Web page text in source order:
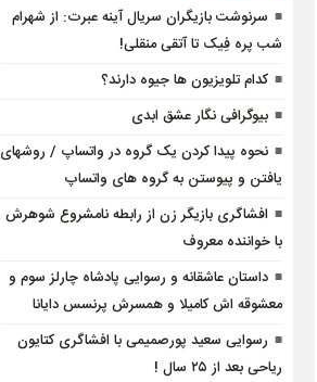
سرنوشت بازیگران سریال آینه عبرت: از شهرام
شب‌ پره فِیک تا آتقی منقلی!
کدام تلویزیون ها جیوه دارند؟
بیوگرافی نگار عشق ابدی
نحوه پیدا کردن یک گروه در واتساپ / روشهای
یافتن و پیوستن به گروه های واتساپ
افشاگری بازیگر زن از رابطه نامشروع شوهرش
با خواننده معروف
داستان عاشقانه و رسوایی پادشاه چارلز سوم و
معشوقه اش کامیلا و همسرش پرنسس دایانا
رسوایی سعید پورصمیمی با افشاگری کتایون
ریاحی بعد از ۲۵ سال !